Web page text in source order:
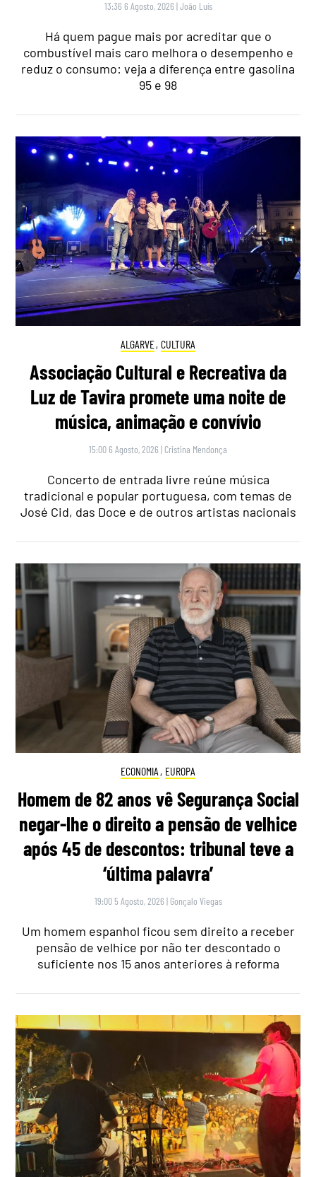
13:36 6 Agosto, 2026 |João Luís
Há quem pague mais por acreditar que o
combustível mais caro melhora o desempenho e
reduz o consumo: veja a diferença entre gasolina
95 e 98
ALGARVE, CULTURA
Associação Cultural e Recreativa da
Luz de Tavira promete uma noite de
música, animação e convívio
15:00 6 Agosto, 2026 | Cristina Mendonça
Concerto de entrada livre reúne música
tradicional e popular portuguesa, com temas de
José Cid, das Doce e de outros artistas nacionais
ECONOMIA , EUROPA
Homem de 82 anos vê Segurança Social
negar-lhe o direito a pensão de velhice
após 45 de descontos: tribunal teve a
‘última palavra’
19:00 5 Agosto, 2026 | Gonçalo Viegas
Um homem espanhol ficou sem direito a receber
pensão de velhice por não ter descontado o
suficiente nos 15 anos anteriores à reforma